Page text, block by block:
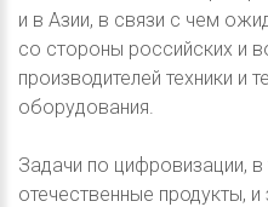
и в Азии, в связи с чем
со стороны российских и
производителей техники и
оборудования.
Задачи по цифровизации,
отечественные продукты,